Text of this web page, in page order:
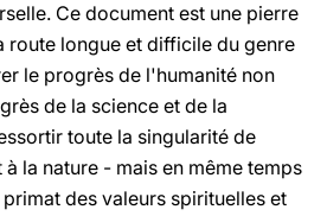
Ce document est une pierre
route longue et difficile du genre
le progrès de l'humanité non
de la science et de la
toute la singularité de
la nature - mais en même temps
des valeurs spirituelles et